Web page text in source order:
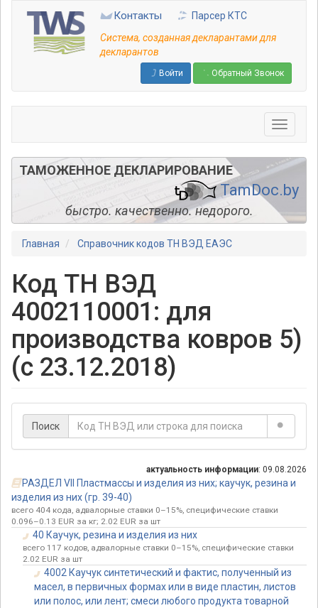
основному
содержанию
Контакты
Парсер КТС
Система, созданная декларантами для
декларантов
Войти Обратный Звонок
ТАМОЖЕННОЕ ДЕКЛАРИРОВАНИЕ
TamDoc.by
быстро. качественно. недорого.
Главная Справочник кодов ТН ВЭД ЕАЭС
Код ТН ВЭД
4002110001: для
производства ковров 5)
(с 23.12.2018)
Поиск
актуальность информации: 09.08.2026
РАЗДЕЛ VII Пластмассы и изделия из них; каучук, резина и
изделия из них (гр. 39-40)
всего 404 кода, адвалорные ставки 0–15%, специфические ставки
0.096–0.13 EUR за кг; 2.02 EUR за шт
40 Каучук, резина и изделия из них
всего 117 кодов, адвалорные ставки 0–15%, специфические ставки
2.02 EUR за шт
4002 Каучук синтетический и фактис, полученный из
масел, в первичных формах или в виде пластин, листов
или полос, или лент; смеси любого продукта товарной